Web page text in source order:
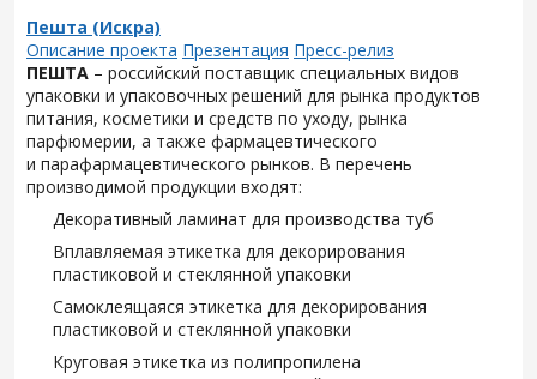
Пешта (Искра)
Описание проекта Презентация Пресс-релиз
ПЕШТА – российский поставщик специальных видов
упаковки и упаковочных решений для рынка продуктов
питания, косметики и средств по уходу, рынка
парфюмерии, а также фармацевтического
и парафармацевтического рынков. В перечень
производимой продукции входят:
Декоративный ламинат для производства туб
Вплавляемая этикетка для декорирования
пластиковой и стеклянной упаковки
Самоклеящаяся этикетка для декорирования
пластиковой и стеклянной упаковки
Круговая этикетка из полипропилена